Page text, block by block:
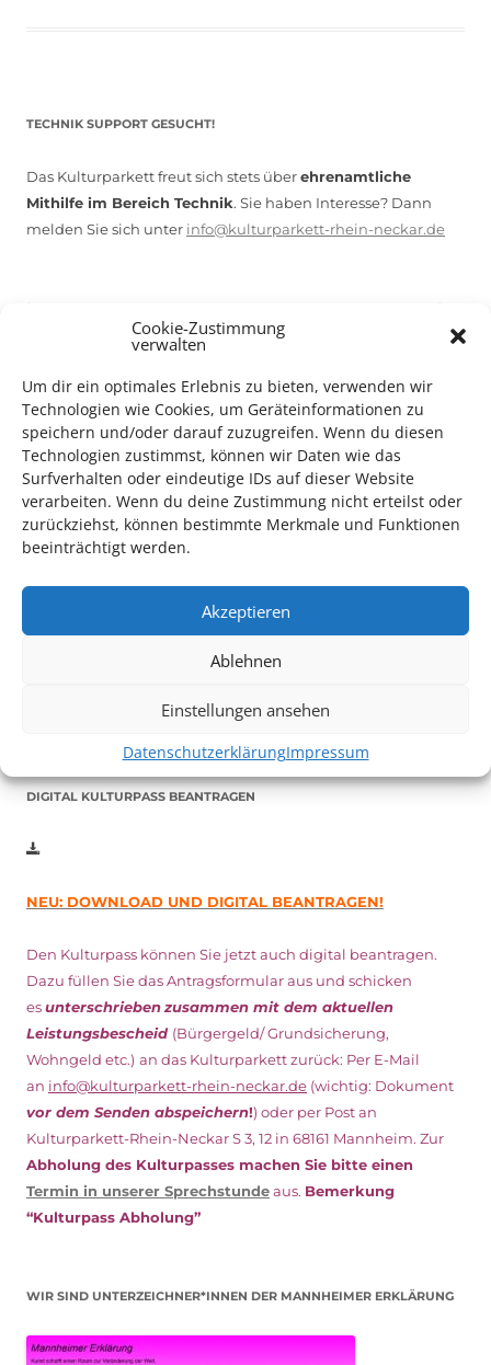
Cookie-Zustimmung
verwalten
Um dir ein optimales Erlebnis zu bieten, verwenden wir
Technologien wie Cookies, um Geräteinformationen zu
speichern und/oder darauf zuzugreifen. Wenn du diesen
Technologien zustimmst, können wir Daten wie das
Surfverhalten oder eindeutige IDs auf dieser Website
verarbeiten. Wenn du deine Zustimmung nicht erteilst oder
zurückziehst, können bestimmte Merkmale und Funktionen
beeinträchtigt werden.
Akzeptieren
Ablehnen
Einstellungen ansehen
DatenschutzerklärungImpressum
TECHNIK SUPPORT GESUCHT!
Das Kulturparkett freut sich stets überehrenamtliche
Mithilfe im Bereich Technik. Sie haben Interesse? Dann
melden Sie sich unter info@kulturparkett-rhein-neckar.de
*KULTURTIPP SOMMERPAUSE: FESTIVAL DES DEUTSCHEN FILMS*
Auch dieses Jahr findet wieder dasFestival des deutschen
in Ludwigshafen statt.
Vom 19. August bist zum 9. SeptemberhabenKulturpass-
Inhaber*innen freien Eintrittzu den Vorstellungen – 30
Weitere Details zum Festival finden SieHIER
DIGITAL KULTURPASS BEANTRAGEN
NEU: DOWNLOAD UND DIGITAL BEANTRAGEN!
Den Kulturpass können Sie jetzt auch digital beantragen.
Dazu füllen Sie das Antragsformular aus und schicken
esunterschriebenzusammen mit dem aktuellen
Leistungsbescheid (Bürgergeld/ Grundsicherung,
Wohngeld etc.) an das Kulturparkett zurück: Per E-Mail
an info@kulturparkett-rhein-neckar.de (wichtig: Dokument
vor dem Senden abspeichern!) oder per Post an
Kulturparkett-Rhein-Neckar S 3, 12 in 68161 Mannheim. Zur
Abholung des Kulturpasses machen Sie bitte einen
Termin in unserer Sprechstundeaus. Bemerkung
“Kulturpass Abholung”
WIR SIND UNTERZEICHNER*INNEN DER MANNHEIMER ERKLÄRUNG